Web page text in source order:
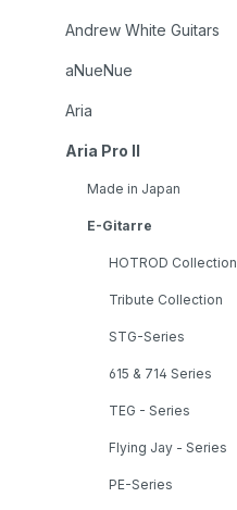
Andrew White Guitars
aNueNue
Aria
Aria Pro II
Made in Japan
E-Gitarre
HOTROD Collection
Tribute Collection
STG-Series
615 & 714 Series
TEG - Series
Flying Jay - Series
PE-Series